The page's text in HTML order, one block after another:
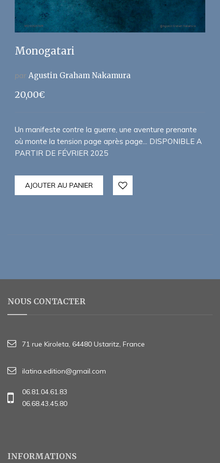
Monogatari
par Agustin Graham Nakamura
20,00€
Un manifeste contre la guerre, une aventure prenante
où monte la tension page après page... DISPONIBLE A
PARTIR DE FÉVRIER 2025
AJOUTER AU PANIER
NOUS CONTACTER
71 rue Kiroleta, 64480 Ustaritz, France
ilatina.edition@gmail.com
06.81.04.61.83
06.68.43.45.80
INFORMATIONS